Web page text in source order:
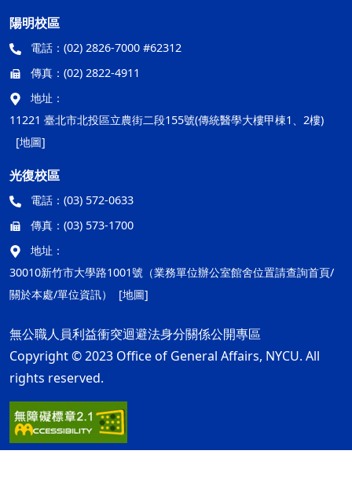
陽明校區
電話： (02) 2826-7000 #62312
傳真： (02) 2822-4911
地址：
11221 臺北市北投區立農街二段155號(傳統醫學大樓甲棟1、2樓)
[地圖]
光復校區
電話： (03) 572-0633
傳真： (03) 573-1700
地址：
30010新竹市大學路1001號（業務單位辦公室館舍位置請查詢首頁/
關於本處/單位資訊）
[地圖]
無公職人員利益衝突迴避法身分關係公開專區
Copyright © 2023 Office of General Affairs, NYCU. All
rights reserved.